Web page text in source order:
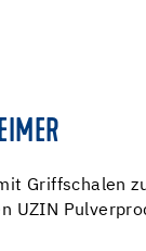
Griffschalen
UZIN